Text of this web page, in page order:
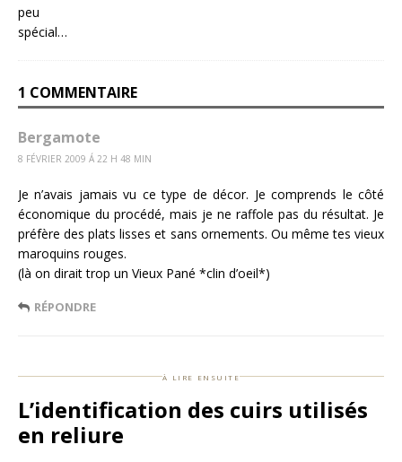
1 COMMENTAIRE
Bergamote
8 FÉVRIER 2009 Á 22 H 48 MIN
Je n’avais jamais vu ce type de décor. Je comprends le côté
économique du procédé, mais je ne raffole pas du résultat. Je
préfère des plats lisses et sans ornements. Ou même tes vieux
maroquins rouges.
(là on dirait trop un Vieux Pané *clin d’oeil*)
RÉPONDRE
à lire ensuite
L’identification des cuirs utilisés
en reliure